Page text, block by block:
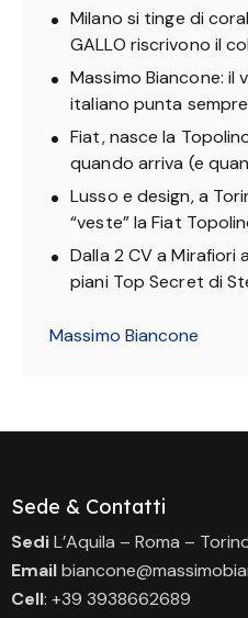
Milano si tinge di
GALLO riscrivono il
Massimo Biancone: il
italiano punta
Fiat, nasce la
quando arriva (e
Lusso e design, a
“veste” la Fiat
Dalla 2 CV a Mirafiori
piani Top Secret di
Massimo Biancone
Sede & Contatti
SediL’Aquila – Roma –
Email
Cell: +39 3938662689